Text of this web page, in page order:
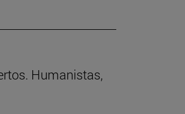
Humanistas,